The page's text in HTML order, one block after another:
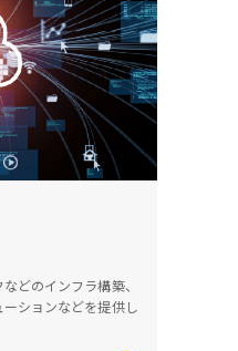
どのインフラ構築、
ションなどを提供し